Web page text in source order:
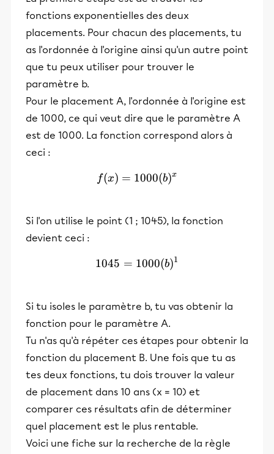
fonctions exponentielles des deux
placements. Pour chacun des placements, tu
as l'ordonnée à l'origine ainsi qu'un autre point
que tu peux utiliser pour trouver le
paramètre b.
Pour le placement A, l'ordonnée à l'origine est
de 1000, ce qui veut dire que le paramètre A
est de 1000. La fonction correspond alors à
ceci :
f(x) = 1000(b)^{x}
f(x) = 1000(b)x
Si l'on utilise le point (1 ; 1045), la fonction
devient ceci :
1045 = 1000(b)^{1}
1045 = 1000(b)1
Si tu isoles le paramètre b, tu vas obtenir la
fonction pour le paramètre A.
Tu n'as qu'à répéter ces étapes pour obtenir la
fonction du placement B. Une fois que tu as
tes deux fonctions, tu dois trouver la valeur
de placement dans 10 ans (x = 10) et
comparer ces résultats afin de déterminer
quel placement est le plus rentable.
Voici une fiche sur la recherche de la règle